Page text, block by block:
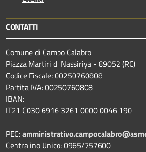
CONTATTI
Comune di Campo Calabro
Piazza Martiri di Nassiriya - 89052 (RC)
Codice Fiscale: 00250760808
Partita IVA: 00250760808
IBAN:
IT21 C030 6916 3261 0000 0046 190
PEC:
Centralino Unico: 0965/757600